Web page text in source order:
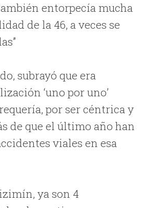
entorpecía mucha
de la 46, a veces se
subrayó que era
‘uno por uno’
por ser céntrica y
de que el último año han
viales en esa
ya son 4